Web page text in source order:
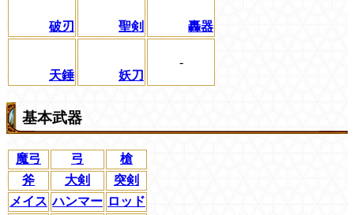
破刃 聖剣 轟器
天錘 妖刀
-
基本武器
魔弓 弓
槍
斧
大剣
突剣
メイス ハンマー ロッド